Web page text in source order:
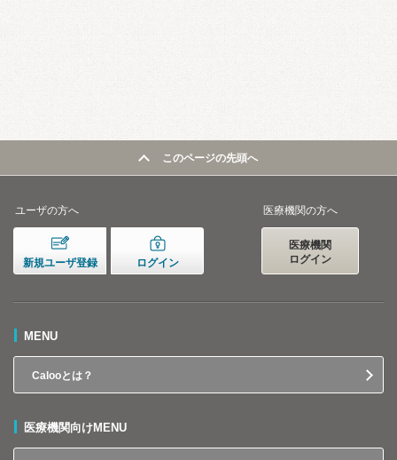
このページの先頭へ
ユーザの方へ
新規ユーザ登録 ログイン
医療機関の方へ
医療機関
ログイン
MENU
Calooとは？
医療機関向けMENU